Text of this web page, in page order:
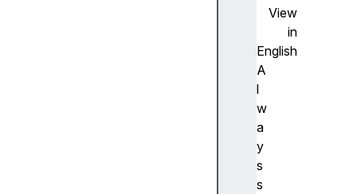
View
in
English
A
l
w
a
y
s
s